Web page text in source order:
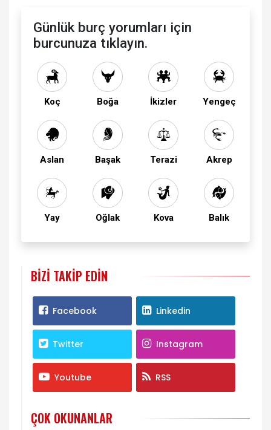
Günlük burç yorumları için
burcunuza tıklayın.
Koç Boğa İkizler Yengeç
Aslan Başak Terazi Akrep
Yay Oğlak Kova Balık
BIZI TAKIP EDIN
Facebook Linkedin
Twitter Instagram
Youtube RSS
ÇOK OKUNANLAR